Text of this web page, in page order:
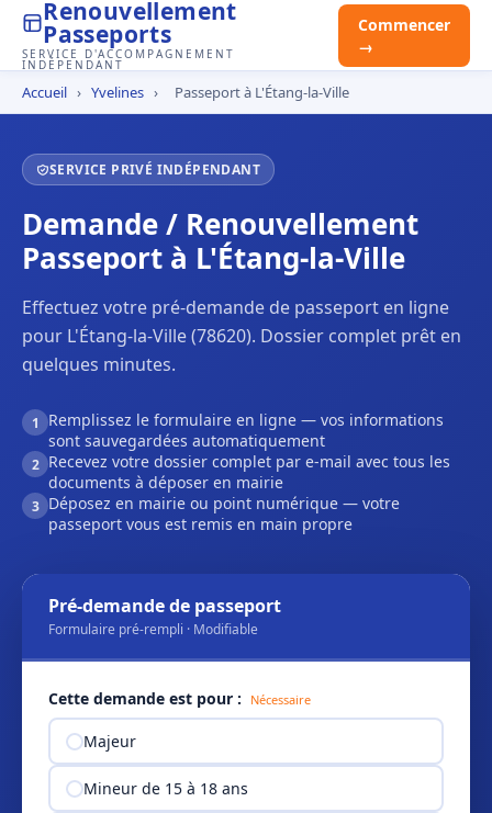
Renouvellement
Passeports
SERVICE D'ACCOMPAGNEMENT
INDÉPENDANT
Commencer
→
Accueil › Yvelines › Passeport à L'Étang-la-Ville
SERVICE PRIVÉ INDÉPENDANT
Demande / Renouvellement
Passeport à L'Étang-la-Ville
Effectuez votre pré-demande de passeport en ligne
pour L'Étang-la-Ville (78620). Dossier complet prêt en
quelques minutes.
1
Remplissez le formulaire en ligne — vos informations
sont sauvegardées automatiquement
2 Recevez votre dossier complet par e-mail avec tous les
documents à déposer en mairie
3 Déposez en mairie ou point numérique — votre
passeport vous est remis en main propre
Pré-demande de passeport
Formulaire pré-rempli · Modifiable
Cette demande est pour : Nécessaire
Majeur
Mineur de 15 à 18 ans